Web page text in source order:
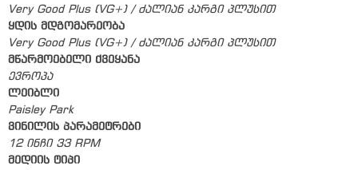
Very Good Plus (VG+) / ძალიან კარგი პლუსით
ყდის მდგომარეობა
Very Good Plus (VG+) / ძალიან კარგი პლუსით
მწარმოებელი ქვეყანა
ევროპა
ლეიბლი
Paisley Park
ვინილის პარამეტრები
12 ინჩი 33 RPM
მედიის ტიპი